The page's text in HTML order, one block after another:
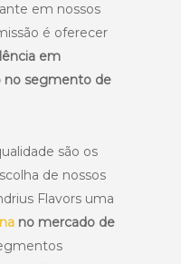
em nossos
é oferecer
em
no segmento de
são os
de nossos
Flavors uma
no mercado de